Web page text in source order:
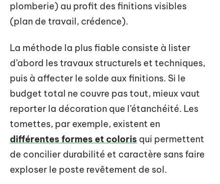
plomberie) au profit des finitions visibles
(plan de travail, crédence).
La méthode la plus fiable consiste à lister
d’abord les travaux structurels et techniques,
puis à affecter le solde aux finitions. Si le
budget total ne couvre pas tout, mieux vaut
reporter la décoration que l’étanchéité. Les
tomettes, par exemple, existent en
différentes formes et coloris qui permettent
de concilier durabilité et caractère sans faire
exploser le poste revêtement de sol.